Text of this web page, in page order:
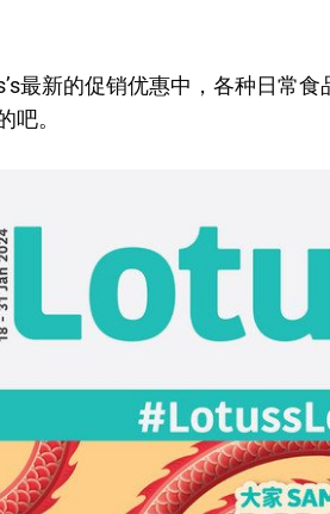
最新的促销优惠中，各种日常
吧。